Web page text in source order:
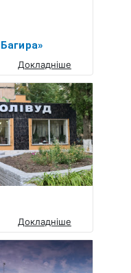
Докладніше
Докладніше